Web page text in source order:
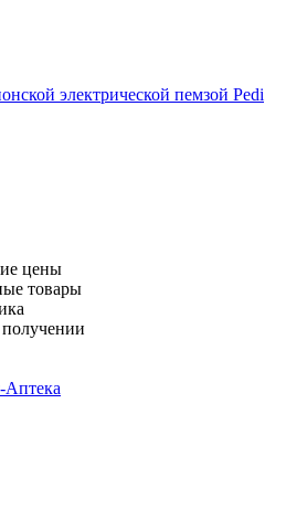
электрической пемзой Pedi
цены
товары
Аптека